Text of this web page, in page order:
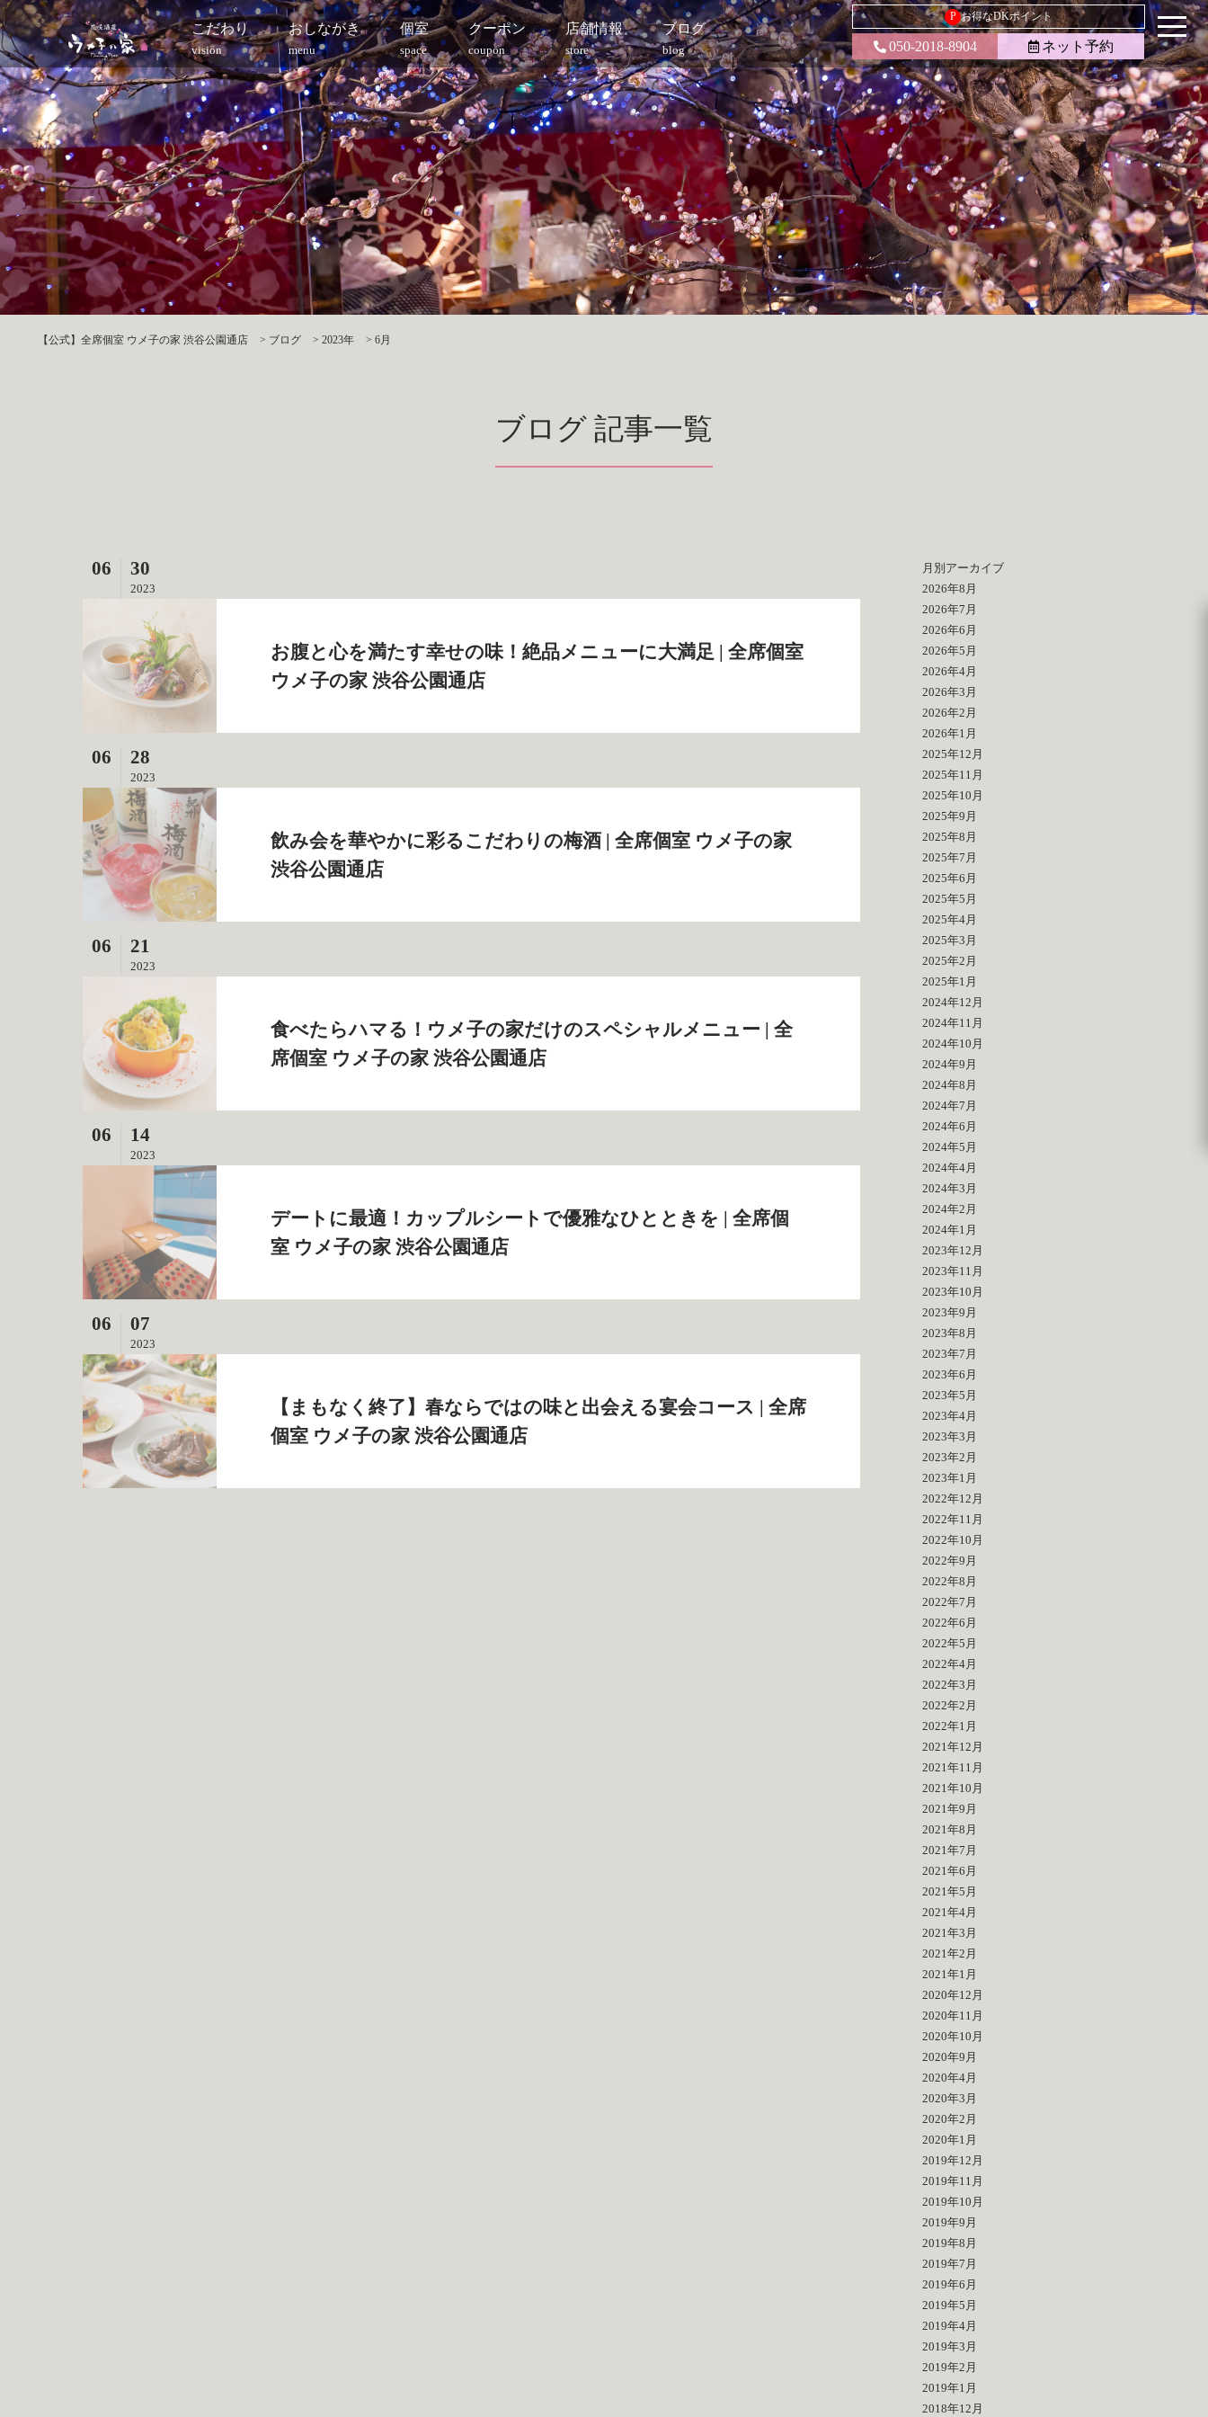
こだわり
vision
おしながき
menu
個室
space
クーポン
coupon
店舗情報
store
ブログ
blog
P お得なDKポイント
050-2018-8904 ネット予約
【公式】全席個室 ウメ子の家 渋谷公園通店 > ブログ > 2023年 > 6月
ブログ 記事一覧
06 30
2023
お腹と心を満たす幸せの味！絶品メニューに大満足 | 全席個室
ウメ子の家 渋谷公園通店
06 28
2023
飲み会を華やかに彩るこだわりの梅酒 | 全席個室 ウメ子の家
渋谷公園通店
06 21
2023
食べたらハマる！ウメ子の家だけのスペシャルメニュー | 全
席個室 ウメ子の家 渋谷公園通店
06 14
2023
デートに最適！カップルシートで優雅なひとときを | 全席個
室 ウメ子の家 渋谷公園通店
06 07
2023
【まもなく終了】春ならではの味と出会える宴会コース | 全席
個室 ウメ子の家 渋谷公園通店
月別アーカイブ
2026年8月
2026年7月
2026年6月
2026年5月
2026年4月
2026年3月
2026年2月
2026年1月
2025年12月
2025年11月
2025年10月
2025年9月
2025年8月
2025年7月
2025年6月
2025年5月
2025年4月
2025年3月
2025年2月
2025年1月
2024年12月
2024年11月
2024年10月
2024年9月
2024年8月
2024年7月
2024年6月
2024年5月
2024年4月
2024年3月
2024年2月
2024年1月
2023年12月
2023年11月
2023年10月
2023年9月
2023年8月
2023年7月
2023年6月
2023年5月
2023年4月
2023年3月
2023年2月
2023年1月
2022年12月
2022年11月
2022年10月
2022年9月
2022年8月
2022年7月
2022年6月
2022年5月
2022年4月
2022年3月
2022年2月
2022年1月
2021年12月
2021年11月
2021年10月
2021年9月
2021年8月
2021年7月
2021年6月
2021年5月
2021年4月
2021年3月
2021年2月
2021年1月
2020年12月
2020年11月
2020年10月
2020年9月
2020年4月
2020年3月
2020年2月
2020年1月
2019年12月
2019年11月
2019年10月
2019年9月
2019年8月
2019年7月
2019年6月
2019年5月
2019年4月
2019年3月
2019年2月
2019年1月
2018年12月